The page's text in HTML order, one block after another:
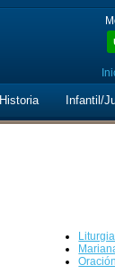
Historia Infantil/
Liturgia
Oración